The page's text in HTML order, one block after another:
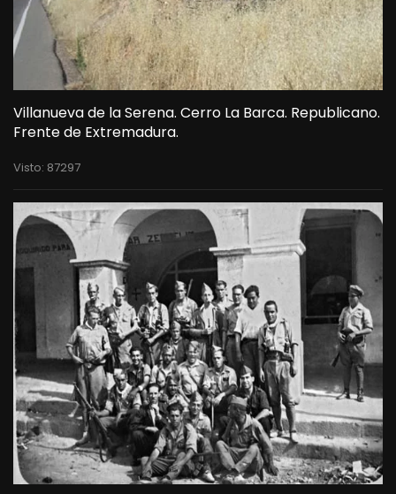
Villanueva de la Serena. Cerro La Barca. Republicano.
Frente de Extremadura.
Visto: 87297